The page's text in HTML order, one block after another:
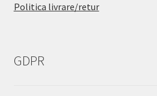
Politica livrare/retur
GDPR